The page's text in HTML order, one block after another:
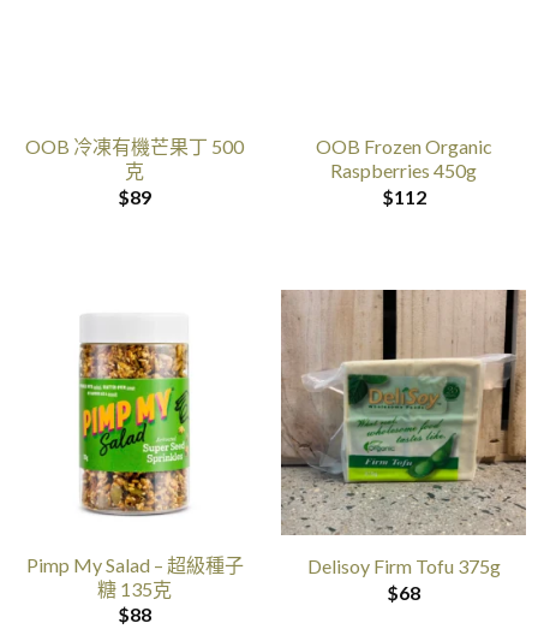
OOB 冷凍有機芒果丁 500
克
$89
OOB Frozen Organic
Raspberries 450g
$112
Pimp My Salad – 超級種子
糖 135克
$88
Delisoy Firm Tofu 375g
$68